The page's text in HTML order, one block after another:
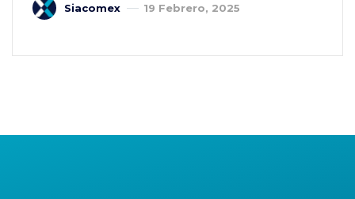
Siacomex 19 Febrero, 2025